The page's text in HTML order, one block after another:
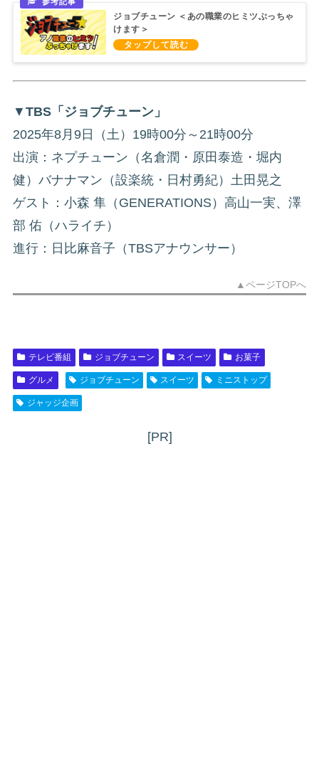
ジョブチューン ＜あの職業のヒミツぶっちゃ
けます＞
▼ TBS「ジョブチューン」
2025年8月9日（土）19時00分～21時00分
出演：ネプチューン（名倉潤・原田泰造・堀内
健）バナナマン（設楽統・日村勇紀）土田晃之
ゲスト：小森 隼（GENERATIONS）高山一実、澤
部 佑（ハライチ）
進行：日比麻音子（TBSアナウンサー）
▲ページTOPへ
テレビ番組 ジョブチューン スイーツ お菓子
グルメ ジョブチューン スイーツ ミニストップ
ジャッジ企画
[PR]